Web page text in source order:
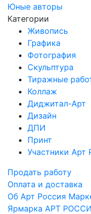
Юные авторы
Категории
Живопись
Графика
Фотография
Скульптура
Тиражные
Коллаж
Диджитал-Арт
Дизайн
ДПИ
Принт
Участники Арт
Продать работу
Оплата и доставка
Об Арт Россия
Ярмарка АРТ